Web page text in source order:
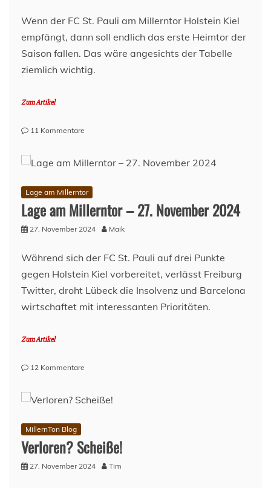
Wenn der FC St. Pauli am Millerntor Holstein Kiel
empfängt, dann soll endlich das erste Heimtor der
Saison fallen. Das wäre angesichts der Tabelle
ziemlich wichtig.
Zum Artikel
11 Kommentare
St.
–
Holstein
Kiel
(12.
Lage am Millerntor
Lage am Millerntor – 27. November 2024
27. November 2024 Maik
Während sich der FC St. Pauli auf drei Punkte
gegen Holstein Kiel vorbereitet, verlässt Freiburg
Twitter, droht Lübeck die Insolvenz und Barcelona
wirtschaftet mit interessanten Prioritäten.
Zum Artikel
12 Kommentare
Millerntor
November
2024
MillernTon Blog
Verloren? Scheiße!
27. November 2024 Tim